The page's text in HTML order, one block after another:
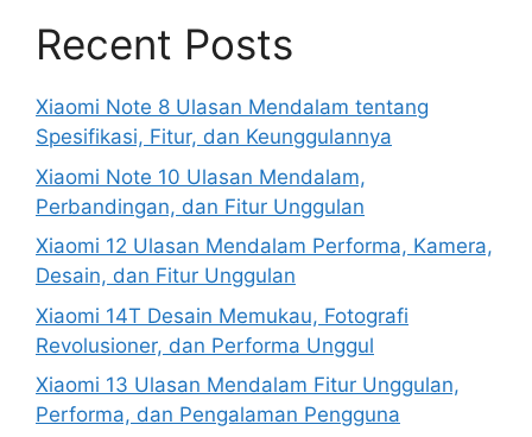
Recent Posts
Xiaomi Note 8 Ulasan Mendalam tentang
Spesifikasi, Fitur, dan Keunggulannya
Xiaomi Note 10 Ulasan Mendalam,
Perbandingan, dan Fitur Unggulan
Xiaomi 12 Ulasan Mendalam Performa, Kamera,
Desain, dan Fitur Unggulan
Xiaomi 14T Desain Memukau, Fotografi
Revolusioner, dan Performa Unggul
Xiaomi 13 Ulasan Mendalam Fitur Unggulan,
Performa, dan Pengalaman Pengguna